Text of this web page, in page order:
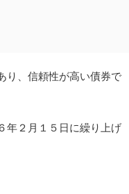
り、信頼性が高い債券で
年２月１５日に繰り上げ